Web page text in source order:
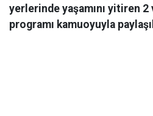
yerlerinde yaşamını yitiren 2
programı kamuoyuyla